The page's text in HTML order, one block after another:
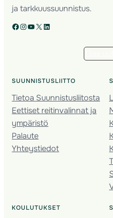
ja tarkkuussuunnistus.
Facebook Instagram YouTube X LinkedIn
SUUNNISTUSLIITTO
Tietoa Suunnistusliitosta
Eettiset reitinvalinnat ja
ympäristö
Palaute
Yhteystiedot
KOULUTUKSET